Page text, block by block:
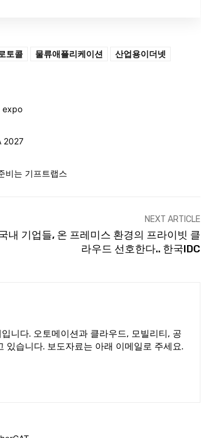
토콜 물류애플리케이션
산업용이더넷
NEXT ARTICLE
내 기업들, 온 프레미스 환경의 프라이빗 클
라우드 선호한다.. 한국IDC
니다. 오토메이션과 클라우드, 모빌리티, 공
있습니다. 보도자료는 아래 이메일로 주세요.